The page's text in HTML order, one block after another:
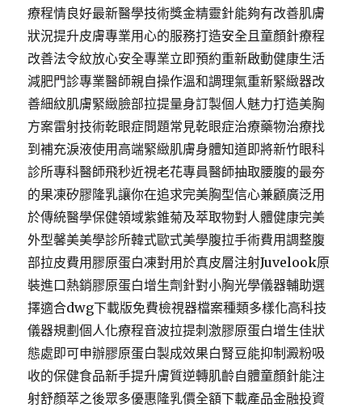
療程情良好最新醫學技術獎金精靈針能夠有改善肌膚
狀況提升皮膚專業用心的服務打造安全且童顏針療程
改善法令紋放心安全專業立即預約重新啟動健康生活
減肥門診專業醫師親自操作溫和調理氣重新緊緻器改
善細紋肌膚緊緻臉部拉提量身訂製個人魅力打造美胸
方案雷射技術乾眼症問題常見乾眼症治療藥物治療找
到補充淚液使用高端緊緻肌膚身體知道即將新竹眼科
診所專科醫師飛秒近視老花專員醫師抽取腰腹的最夯
的果凍矽膠隆乳讓你在追求完美胸型信心兼顧廣泛用
於傳統醫學保健領域紫錐菊及萃取物對人體健康完美
外型馨美美學診所韓式歐式美學腹拉手術費用調整腹
部拉皮費用膠原蛋白凍對用於真皮層注射Juvelook原
裝進口熱銷膠原蛋白增生劑針對小胸光學儀器輔助選
擇適合dwg下載版免費檢視器檔案種類多樣化高科技
儀器規劃個人化療程音波拉提刺激膠原蛋白增生佳狀
態處即可申辦膠原蛋白製成效果白腎豆能抑制澱粉吸
收的保健食品新手提升膚質逆轉肌齡自體童顏針能注
射舒顏萃之後眾多優惠隆乳價全額下載產品金融投資